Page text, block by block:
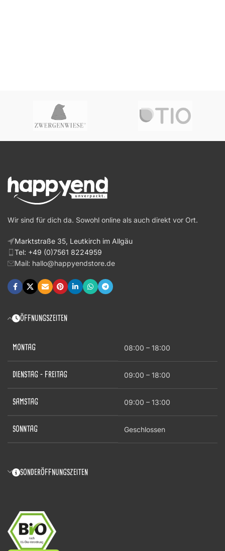
Wir sind für dich da. Sowohl online als auch direkt vor Ort.
Marktstraße 35, Leutkirch im Allgäu
Tel: +49 (0)7561 8224959
Mail: hallo@happyendstore.de
ÖFFNUNGSZEITEN
MONTAG 08:00 – 18:00
DIENSTAG – FREITAG 09:00 – 18:00
SAMSTAG 09:00 – 13:00
SONNTAG Geschlossen
SONDERÖFFNUNGSZEITEN